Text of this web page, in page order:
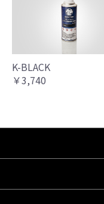
●商品は、予告
すのでご了承
K-BLACK
￥3,740